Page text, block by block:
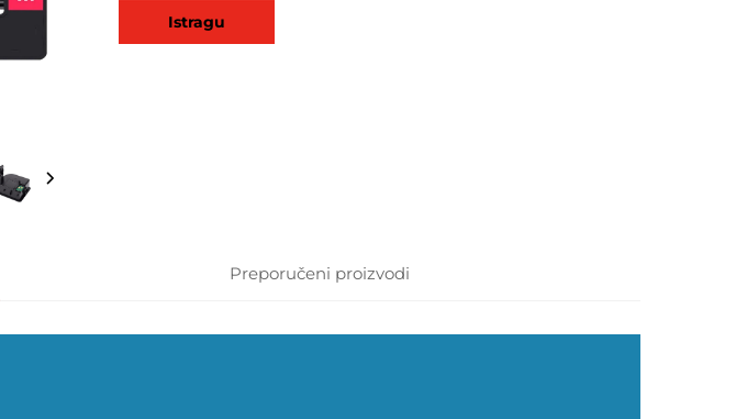
Istragu
Preporučeni proizvodi